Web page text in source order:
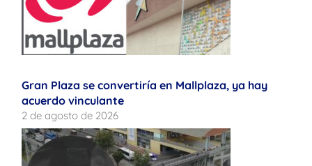
Gran Plaza se convertiría en Mallplaza, ya hay
acuerdo vinculante
2 de agosto de 2026